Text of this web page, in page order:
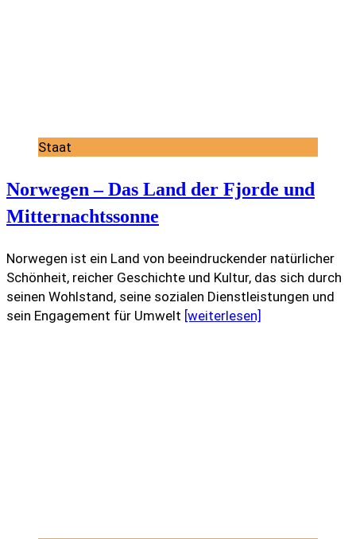
Staat
Norwegen – Das Land der Fjorde und
Mitternachtssonne
Norwegen ist ein Land von beeindruckender natürlicher
Schönheit, reicher Geschichte und Kultur, das sich durch
seinen Wohlstand, seine sozialen Dienstleistungen und
sein Engagement für Umwelt [weiterlesen]